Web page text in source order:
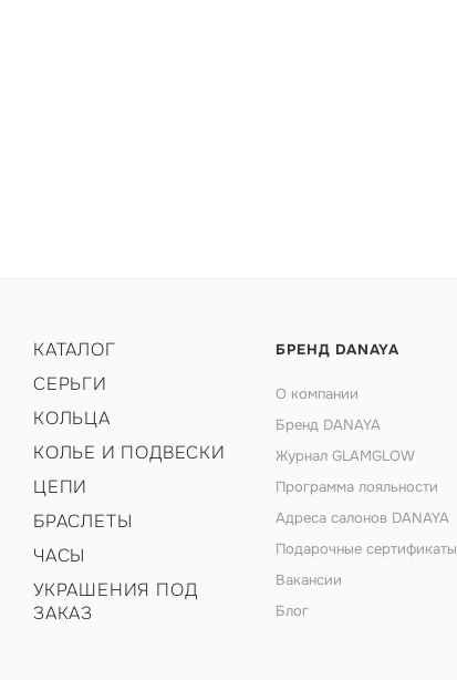
КАТАЛОГ
СЕРЬГИ
КОЛЬЦА
КОЛЬЕ И ПОДВЕСКИ
ЦЕПИ
БРАСЛЕТЫ
ЧАСЫ
УКРАШЕНИЯ ПОД
ЗАКАЗ
БРЕНД DANAYA
О компании
Бренд DANAYA
Журнал GLAMGLOW
Программа лояльности
Адреса салонов DANAYA
Подарочные сертификаты
Вакансии
Блог